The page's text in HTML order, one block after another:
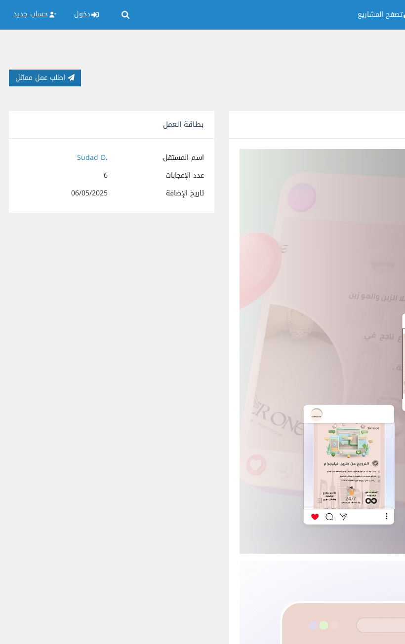
تصفح المشاريع دخول حساب جديد
اطلب عمل مماثل
بطاقة العمل
اسم المستقل
Sudad D.
عدد الإعجابات
6
تاريخ الإضافة
06/05/2025